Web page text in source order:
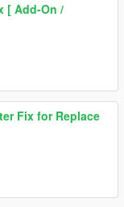
[ Add-On /
Fix for Replace